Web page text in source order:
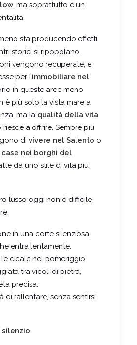
, ma soprattutto è un
sta producendo effetti
storici si ripopolano,
vengono recuperate, e
per l’immobiliare nel
in queste aree meno
è più solo la vista mare a
ma la qualità della vita
a offrire. Sempre più
di vivere nel Salento o
case nei borghi del
da uno stile di vita più
lusso oggi non è difficile
in una corte silenziosa,
entra lentamente.
cicale nel pomeriggio.
tra vicoli di pietra,
precisa.
di rallentare, senza sentirsi
silenzio.